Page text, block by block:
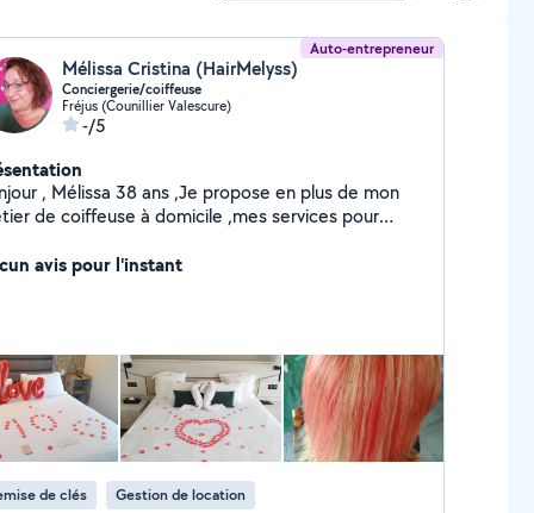
Auto-entrepreneur
Mélissa Cristina (HairMelyss)
Conciergerie/coiffeuse
Fréjus (Counillier Valescure)
-/5
, Mélissa 38 ans ,Je propose en plus de mon
de coiffeuse à domicile ,mes services pour
organisée et attentive aux détails, je peux
une expérience agréable à vos locataires tout
offrant une tranquillité d'esprit totale. N'hésitez
à me contacter pour en discuter et adapter mes
à vos besoins.
avis pour l'instant
de clés Gestion de location